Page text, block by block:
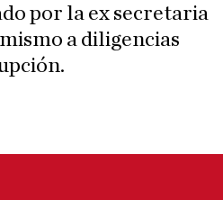
por la ex secretaria
a diligencias